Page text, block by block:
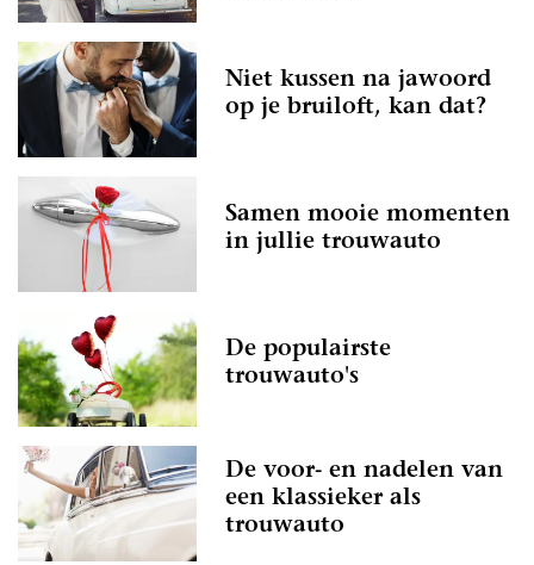
Niet kussen na jawoord
op je bruiloft, kan dat?
Samen mooie momenten
in jullie trouwauto
De populairste
trouwauto's
De voor- en nadelen van
een klassieker als
trouwauto